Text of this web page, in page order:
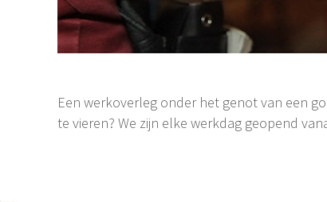
Een werkoverleg onder het genot van een
te vieren? We zijn elke werkdag geopend